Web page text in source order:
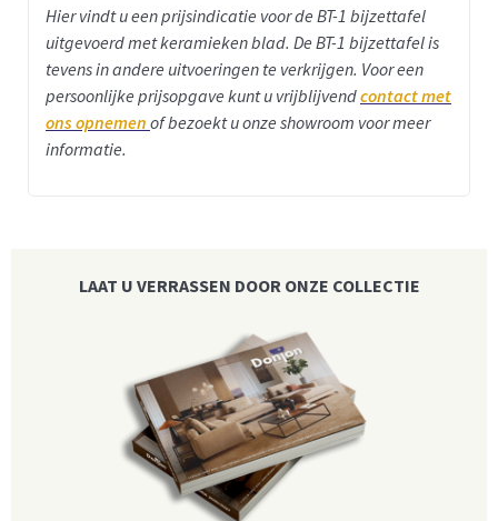
Hier vindt u een prijsindicatie voor de BT-1 bijzettafel
uitgevoerd met keramieken blad. De BT-1 bijzettafel is
tevens in andere uitvoeringen te verkrijgen. Voor een
persoonlijke prijsopgave kunt u vrijblijvendcontact met
ons opnemen of bezoekt u onze showroom voor meer
informatie.
LAAT U VERRASSEN DOOR ONZE COLLECTIE